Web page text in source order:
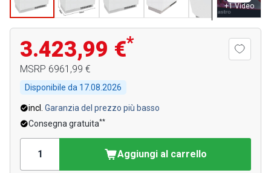
+1 Video
3.423,99 €*
MSRP 6961,99 €
Disponibile da 17.08.2026
incl. Garanzia del prezzo più basso
Consegna gratuita**
Aggiungi al carrello